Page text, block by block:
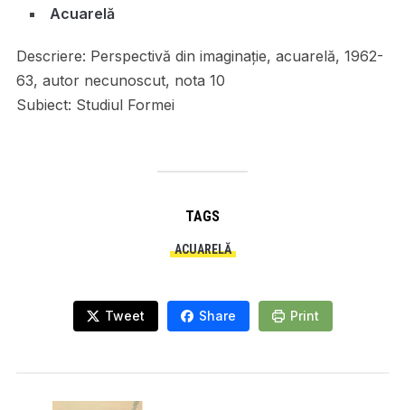
Acuarelă
Descriere: Perspectivă din imaginație, acuarelă, 1962-
63, autor necunoscut, nota 10
Subiect: Studiul Formei
TAGS
ACUARELĂ
Tweet Share Print